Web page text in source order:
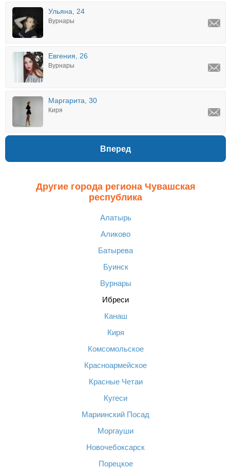
Ульяна, 24
Вурнары
Евгения, 26
Вурнары
Маргарита, 30
Киря
Вперед
Другие города региона Чувашская
республика
Алатырь
Аликово
Батырева
Буинск
Вурнары
Ибреси
Канаш
Киря
Комсомольское
Красноармейское
Красные Четаи
Кугеси
Мариинский Посад
Моргауши
Новочебоксарск
Порецкое